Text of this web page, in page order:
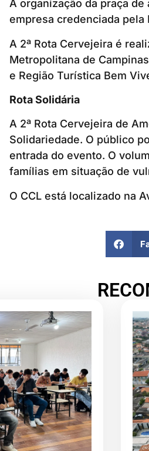
A organização da praça
empresa credenciada
A 2ª Rota Cervejeira é
Metropolitana de
e Região Turística Bem
Rota Solidária
A 2ª Rota Cervejeira de
Solidariedade. O público
entrada do evento. O
famílias em situação de
O CCL está localizado na